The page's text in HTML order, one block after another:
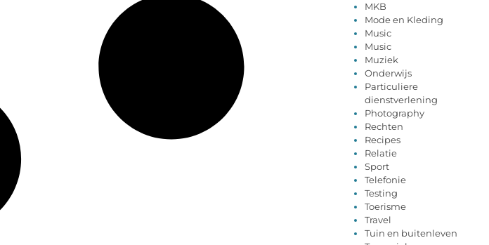
MKB
Mode en Kleding
Music
Music
Muziek
Onderwijs
Particuliere
dienstverlening
Photography
Rechten
Recipes
Relatie
Sport
Telefonie
Testing
Toerisme
Travel
Tuin en buitenleven